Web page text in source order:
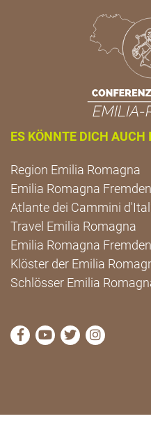
ES KÖNNTE DICH AUCH
Region Emilia Romagna
Emilia Romagna
Atlante dei Cammini
Travel Emilia Romagna
Emilia Romagna
Klöster der Emilia
Schlösser Emilia
die Seite Facebook
die Seitedie Seite
die